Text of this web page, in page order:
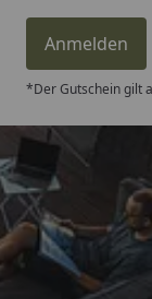
Anmelden
*Der Gutschein gilt